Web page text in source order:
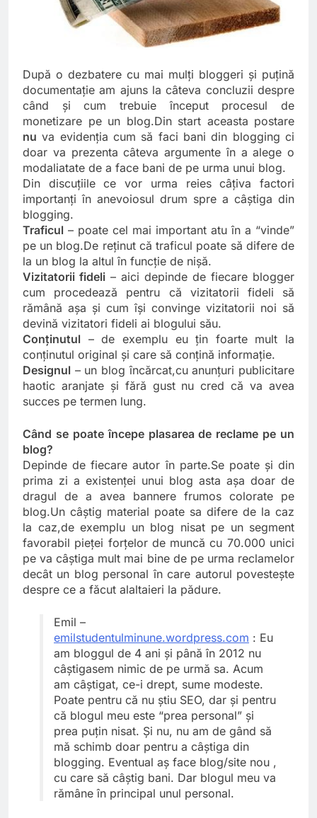
După o dezbatere cu mai mulţi bloggeri şi puţină
documentaţie am ajuns la câteva concluzii despre
când şi cum trebuie început procesul de
monetizare pe un blog.Din start aceasta postare
nu va evidenţia cum să faci bani din blogging ci
doar va prezenta câteva argumente în a alege o
modaliatate de a face bani de pe urma unui blog.
Din discuţiile ce vor urma reies câţiva factori
importanţi în anevoiosul drum spre a câştiga din
blogging.
Traficul – poate cel mai important atu în a “vinde”
pe un blog.De reţinut că traficul poate să difere de
la un blog la altul în funcţie de nişă.
Vizitatorii fideli – aici depinde de fiecare blogger
cum procedează pentru că vizitatorii fideli să
rămână aşa şi cum îşi convinge vizitatorii noi să
devină vizitatori fideli ai blogului său.
Conţinutul – de exemplu eu ţin foarte mult la
conţinutul original şi care să conţină informaţie.
Designul – un blog încărcat,cu anunţuri publicitare
haotic aranjate şi fără gust nu cred că va avea
succes pe termen lung.
Când se poate începe plasarea de reclame pe un
blog?
Depinde de fiecare autor în parte.Se poate şi din
prima zi a existenţei unui blog asta aşa doar de
dragul de a avea bannere frumos colorate pe
blog.Un câştig material poate sa difere de la caz
la caz,de exemplu un blog nisat pe un segment
favorabil pieţei forţelor de muncă cu 70.000 unici
pe va câştiga mult mai bine de pe urma reclamelor
decât un blog personal în care autorul povesteşte
despre ce a făcut alaltaieri la pădure.
Emil –
emilstudentulminune.wordpress.com : Eu
am bloggul de 4 ani şi până în 2012 nu
câştigasem nimic de pe urmă sa. Acum
am câştigat, ce-i drept, sume modeste.
Poate pentru că nu ştiu SEO, dar şi pentru
că blogul meu este “prea personal” şi
prea puţin nisat. Şi nu, nu am de gând să
mă schimb doar pentru a câştiga din
blogging. Eventual aş face blog/site nou ,
cu care să câştig bani. Dar blogul meu va
rămâne în principal unul personal.